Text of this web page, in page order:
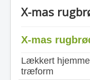
X-mas
X-mas
Lækkert
træform